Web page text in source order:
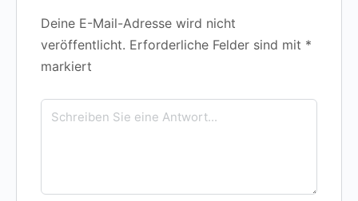
Deine E-Mail-Adresse wird nicht
veröffentlicht. Erforderliche Felder sind mit *
markiert